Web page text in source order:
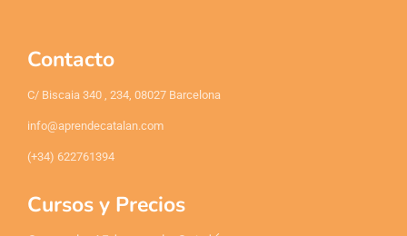
Contacto
C/ Biscaia 340 , 234, 08027 Barcelona
info@aprendecatalan.com
(+34) 622761394
Cursos y Precios